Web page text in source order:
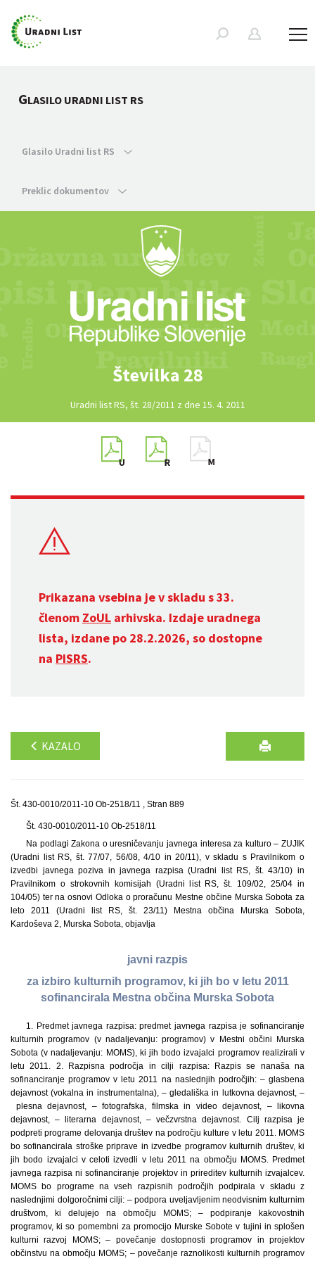
GLASILO URADNI LIST RS
Glasilo Uradni list RS
Preklic dokumentov
Številka 28
Uradni list RS, št. 28/2011 z dne 15. 4. 2011
Prikazana vsebina je v skladu s 33.
členom ZoUL arhivska. Izdaje uradnega
lista, izdane po 28.2.2026, so dostopne
na PISRS.
KAZALO
Št. 430-0010/2011-10 Ob-2518/11 , Stran 889
Št. 430-0010/2011-10 Ob-2518/11
Na podlagi Zakona o uresničevanju javnega interesa za kulturo – ZUJIK
(Uradni list RS, št. 77/07, 56/08, 4/10 in 20/11), v skladu s Pravilnikom o
izvedbi javnega poziva in javnega razpisa (Uradni list RS, št. 43/10) in
Pravilnikom o strokovnih komisijah (Uradni list RS, št. 109/02, 25/04 in
104/05) ter na osnovi Odloka o proračunu Mestne občine Murska Sobota za
leto 2011 (Uradni list RS, št. 23/11) Mestna občina Murska Sobota,
Kardoševa 2, Murska Sobota, objavlja
javni razpis
za izbiro kulturnih programov, ki jih bo v letu 2011
sofinancirala Mestna občina Murska Sobota
1. Predmet javnega razpisa: predmet javnega razpisa je sofinanciranje
kulturnih programov (v nadaljevanju: programov) v Mestni občini Murska
Sobota (v nadaljevanju: MOMS), ki jih bodo izvajalci programov realizirali v
letu 2011. 2. Razpisna področja in cilji razpisa: Razpis se nanaša na
sofinanciranje programov v letu 2011 na naslednjih področjih: – glasbena
dejavnost (vokalna in instrumentalna), – gledališka in lutkovna dejavnost, –
plesna dejavnost, – fotografska, filmska in video dejavnost, – likovna
dejavnost, – literarna dejavnost, – večzvrstna dejavnost. Cilj razpisa je
podpreti programe delovanja društev na področju kulture v letu 2011. MOMS
bo sofinancirala stroške priprave in izvedbe programov kulturnih društev, ki
jih bodo izvajalci v celoti izvedli v letu 2011 na območju MOMS. Predmet
javnega razpisa ni sofinanciranje projektov in prireditev kulturnih izvajalcev.
MOMS bo programe na vseh razpisnih področjih podpirala v skladu z
naslednjimi dolgoročnimi cilji: – podpora uveljavljenim neodvisnim kulturnim
društvom, ki delujejo na območju MOMS; – podpiranje kakovostnih
programov, ki so pomembni za promocijo Murske Sobote v tujini in splošen
kulturni razvoj MOMS; – povečanje dostopnosti programov in projektov
občinstvu na območju MOMS; – povečanje raznolikosti kulturnih programov